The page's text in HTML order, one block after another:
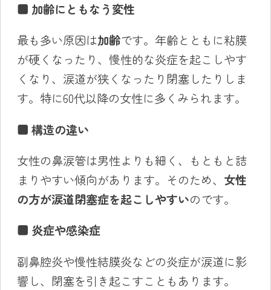
■ 加齢にともなう変性
最も多い原因は加齢です。年齢とともに粘膜
が硬くなったり、慢性的な炎症を起こしやす
くなり、涙道が狭くなったり閉塞したりしま
す。特に60代以降の女性に多くみられます。
■ 構造の違い
女性の鼻涙管は男性よりも細く、もともと詰
まりやすい傾向があります。そのため、 女性
の方が涙道閉塞症を起こしやすいのです。
■ 炎症や感染症
副鼻腔炎や慢性結膜炎などの炎症が涙道に影
響し、閉塞を引き起こすこともあります。